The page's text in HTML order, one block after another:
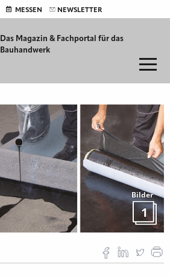
MESSEN NEWSLETTER
Das Magazin & Fachportal für das
Bauhandwerk
Bilder
1